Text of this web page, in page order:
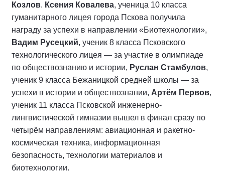
Козлов. Ксения Ковалева, ученица 10 класса
гуманитарного лицея города Пскова получила
награду за успехи в направлении «Биотехнологии»,
Вадим Русецкий, ученик 8 класса Псковского
технологического лицея — за участие в олимпиаде
по обществознанию и истории, Руслан Стамбулов,
ученик 9 класса Бежаницкой средней школы — за
успехи в истории и обществознании, Артём Первов,
ученик 11 класса Псковской инженерно-
лингвистической гимназии вышел в финал сразу по
четырём направлениям: авиационная и ракетно-
космическая техника, информационная
безопасность, технологии материалов и
биотехнологии.